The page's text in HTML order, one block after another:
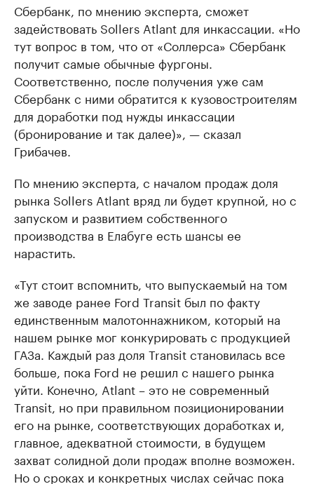
Сбербанк, по мнению эксперта, сможет
задействовать Sollers Atlant для инкассации. «Но
тут вопрос в том, что от «Соллерса» Сбербанк
получит самые обычные фургоны.
Соответственно, после получения уже сам
Сбербанк с ними обратится к кузовостроителям
для доработки под нужды инкассации
(бронирование и так далее)», — сказал
Грибачев.
По мнению эксперта, с началом продаж доля
рынка Sollers Atlant вряд ли будет крупной, но с
запуском и развитием собственного
производства в Елабуге есть шансы ее
нарастить.
«Тут стоит вспомнить, что выпускаемый на том
же заводе ранее Ford Transit был по факту
единственным малотоннажником, который на
нашем рынке мог конкурировать с продукцией
ГАЗа. Каждый раз доля Transit становилась все
больше, пока Ford не решил с нашего рынка
уйти. Конечно, Atlant – это не современный
Transit, но при правильном позиционировании
его на рынке, соответствующих доработках и,
главное, адекватной стоимости, в будущем
захват солидной доли продаж вполне возможен.
Но о сроках и конкретных числах сейчас пока